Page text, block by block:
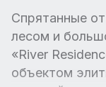
Спрятанные
лесом и
«River
объектом